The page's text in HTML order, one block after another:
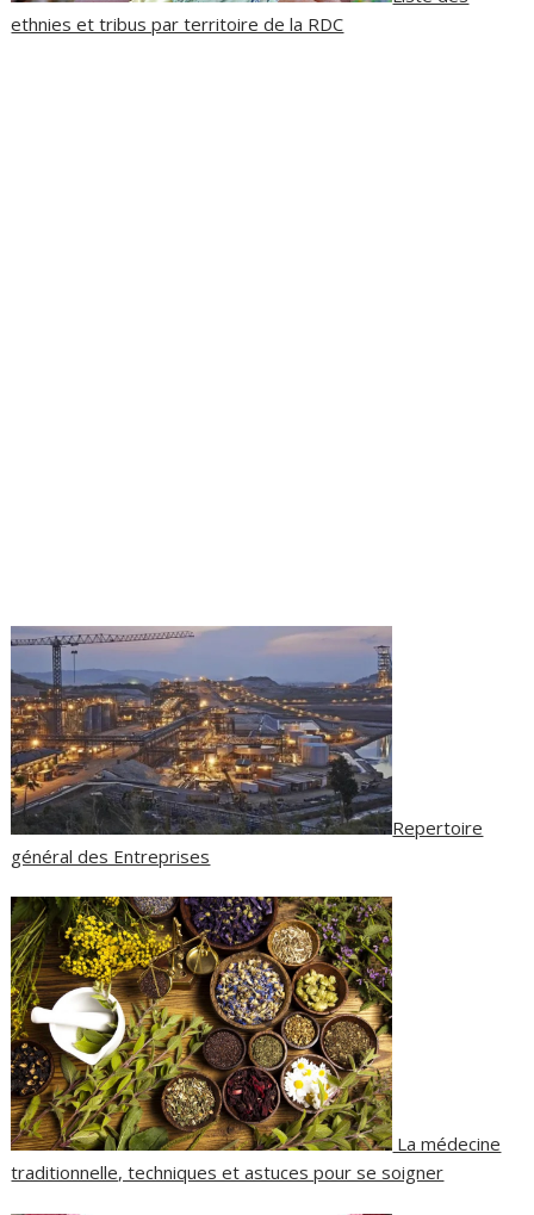
ethnies et tribus par territoire de la RDC
Repertoire
général des Entreprises
La médecine
traditionnelle, techniques et astuces pour se soigner